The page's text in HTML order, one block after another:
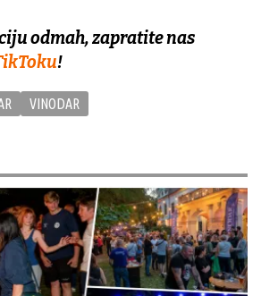
odmah, zapratite nas
!
VINODAR